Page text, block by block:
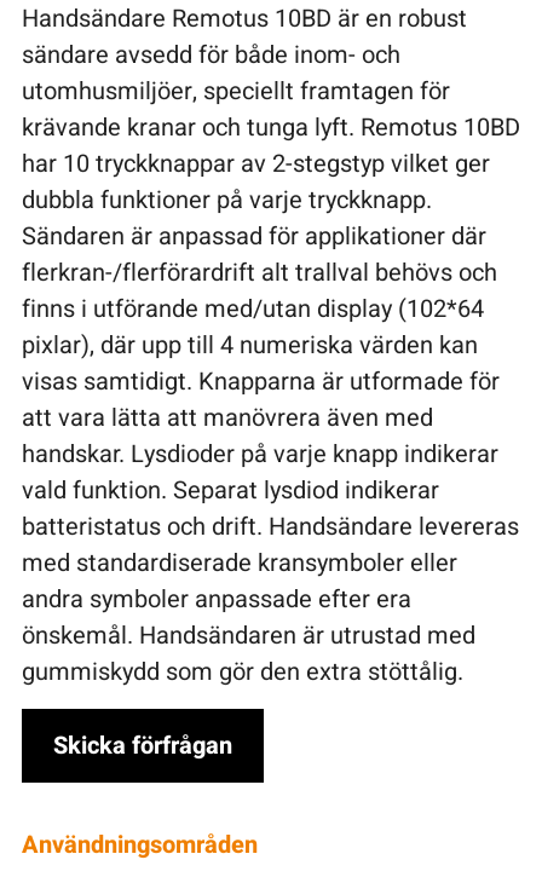
Handsändare Remotus 10BD är en robust
sändare avsedd för både inom- och
utomhusmiljöer, speciellt framtagen för
krävande kranar och tunga lyft. Remotus 10BD
har 10 tryckknappar av 2-stegstyp vilket ger
dubbla funktioner på varje tryckknapp.
Sändaren är anpassad för applikationer där
flerkran-/flerförardrift alt trallval behövs och
finns i utförande med/utan display (102*64
pixlar), där upp till 4 numeriska värden kan
visas samtidigt. Knapparna är utformade för
att vara lätta att manövrera även med
handskar. Lysdioder på varje knapp indikerar
vald funktion. Separat lysdiod indikerar
batteristatus och drift. Handsändare levereras
med standardiserade kransymboler eller
andra symboler anpassade efter era
önskemål. Handsändaren är utrustad med
gummiskydd som gör den extra stöttålig.
Skicka förfrågan
Användningsområden